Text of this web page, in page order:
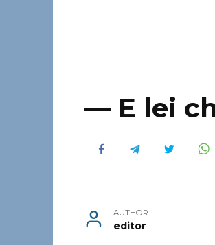
— E lei
AUTHOR
editor